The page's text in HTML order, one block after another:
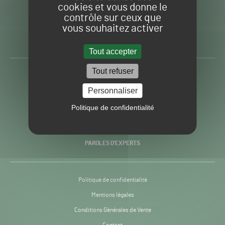
cookies et vous donne le
contrôle sur ceux que
vous souhaitez activer
Tout accepter
Tout refuser
Personnaliser
Politique de confidentialité
Gazon
Sport
H24
-
Toute l’info autour du
PRATIQUES
PAROLES D’EXPERTS
Politique de confidentialité
Mentions légales
Conditions Générales de Vente